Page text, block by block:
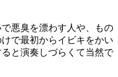
悪臭を漂わす人や、もの
で最初からイビキをかい
と演奏しづらくて当然で